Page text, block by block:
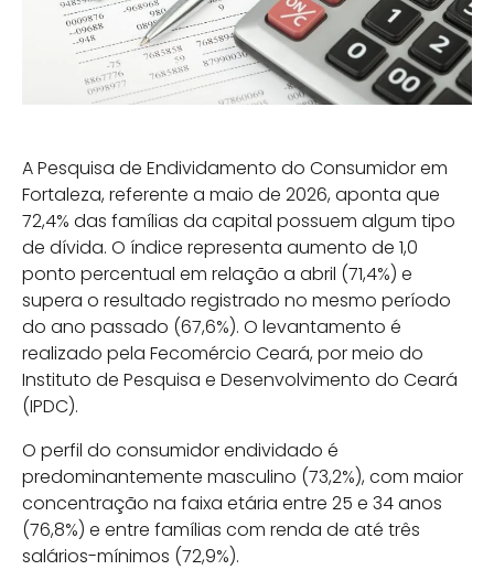
A Pesquisa de Endividamento do Consumidor em
Fortaleza, referente a maio de 2026, aponta que
72,4% das famílias da capital possuem algum tipo
de dívida. O índice representa aumento de 1,0
ponto percentual em relação a abril (71,4%) e
supera o resultado registrado no mesmo período
do ano passado (67,6%). O levantamento é
realizado pela Fecomércio Ceará, por meio do
Instituto de Pesquisa e Desenvolvimento do Ceará
(IPDC).
O perfil do consumidor endividado é
predominantemente masculino (73,2%), com maior
concentração na faixa etária entre 25 e 34 anos
(76,8%) e entre famílias com renda de até três
salários-mínimos (72,9%).